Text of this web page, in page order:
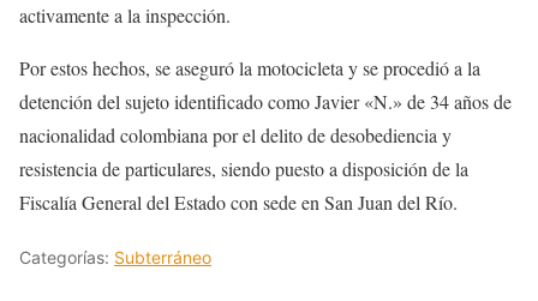
activamente a la inspección.
Por estos hechos, se aseguró la motocicleta y se procedió a la
detención del sujeto identificado como Javier «N.» de 34 años de
nacionalidad colombiana por el delito de desobediencia y
resistencia de particulares, siendo puesto a disposición de la
Fiscalía General del Estado con sede en San Juan del Río.
Categorías: Subterráneo